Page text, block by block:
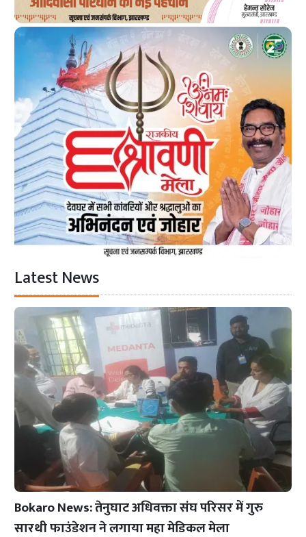
Latest News
Bokaro News: तेनुघाट अधिवक्ता संघ परिसर में गुरु
सारथी फाउंडेशन ने लगाया महा मेडिकल मेला